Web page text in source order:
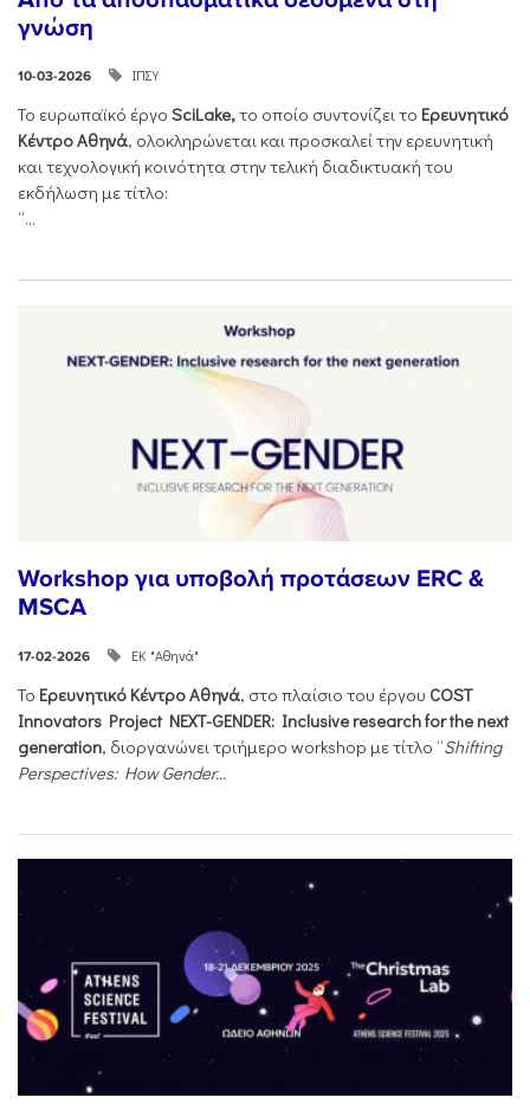
γνώση
10-03-2026 ΙΠΣΥ
Το ευρωπαϊκό έργο SciLake,το οποίο συντονίζει το Ερευνητικό
Κέντρο Αθηνά, ολοκληρώνεται και προσκαλεί την ερευνητική
και τεχνολογική κοινότητα στην τελική διαδικτυακή του
εκδήλωση με τίτλο:
“...
Workshop για υποβολή προτάσεων ERC &
MSCA
17-02-2026 ΕΚ "Αθηνά"
Το Ερευνητικό Κέντρο Αθηνά, στο πλαίσιο του έργου COST
Innovators Project NEXT-GENDER: Inclusive research for the next
generation, διοργανώνει τριήμερο workshop με τίτλο “Shifting
Perspectives: How Gender...